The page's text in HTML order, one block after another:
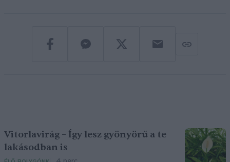
Vitorlavirág – Így lesz gyönyörű a te
lakásodban is